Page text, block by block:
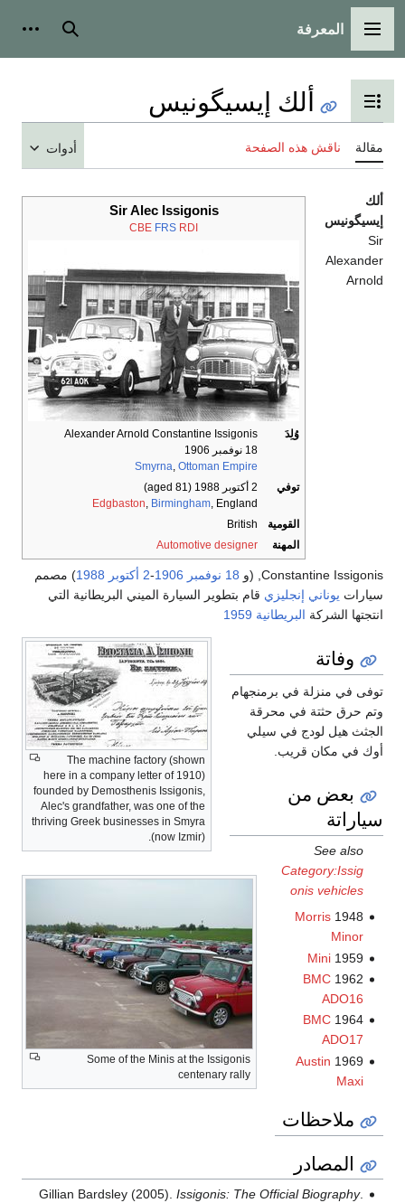
القائمة الرئيسية
المعرفة بحث
تبديل عرض جدول المحتويات
ألك إيسيگونيس
مقالة ناقش هذه الصفحة أدوات
Sir Alec Issigonis
CBE FRS RDI
وُلِدَ
Alexander Arnold Constantine Issigonis
18 نوفمبر 1906
Smyrna, Ottoman Empire
توفي
2 أكتوبر 1988
(aged 81)
Edgbaston, Birmingham, England
القومية
British
المهنة
Automotive designer
ألك
إيسيگونيس
Sir
Alexander
Arnold
Constantine Issigonis, (و 18 نوفمبر 1906
-2 أكتوبر 1988) مصمم
سيارات يوناني إنجليزي قام بتطوير السيارة الميني البريطانية التي
انتجتها الشركة البريطانية 1959
The machine factory (shown
here in a company letter of 1910)
founded by Demosthenis Issigonis,
Alec's grandfather, was one of the
thriving Greek businesses in Smyra
(now Izmir).
وفاتة
توفى في منزلة في برمنجهام
وتم حرق حثتة في محرقة
الجثث هيل لودج في سيلي
أوك في مكان قريب.
Some of the Minis at the Issigonis
centenary rally
بعض من
سياراتة
See also
Category:Issig
onis vehicles
1948
Morris
Minor
1959
Mini
1962
BMC
ADO16
1964
BMC
ADO17
1969
Austin
Maxi
ملاحظات
المصادر
Gillian Bardsley (2005). Issigonis: The Official Biography.